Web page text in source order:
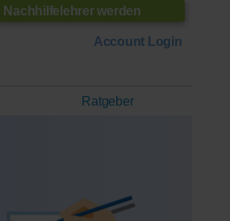
Nachhilfelehrer werden
Account Login
Ratgeber